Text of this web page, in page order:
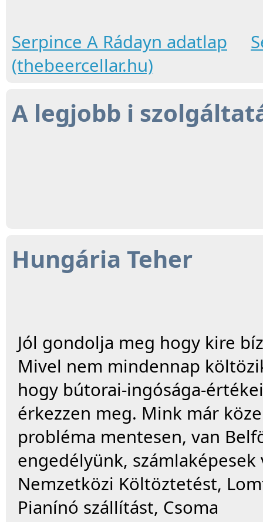
Serpince A Rádayn adatlap
(thebeercellar.hu)
A legjobb i
Hungária Teher
Jól gondolja meg hogy kire
Mivel nem mindennap
hogy bútorai-ingósága-
érkezzen meg. Mink már
probléma mentesen, van
engedélyünk,
Nemzetközi Költöztetést,
Pianínó szállítást, Csoma